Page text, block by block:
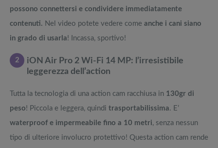
possono connettersi e condividere immediatamente
contenuti. Nel video potete vedere come anche i cani siano
in grado di usarla! Incassa, sportivo!
2
iON Air Pro 2 Wi-Fi 14 MP: l’irresistibile
leggerezza dell’action
Tutta la tecnologia di una action cam racchiusa in 130gr di
peso! Piccola e leggera, quindi trasportabilissima. E’
waterproof e impermeabile fino a 10 metri, senza nessun
tipo di ulteriore involucro protettivo! Questa action cam rende